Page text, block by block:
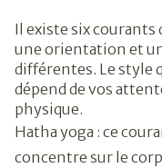
Il existe six courants
une orientation et
différentes. Le style
dépend de vos
physique.
Hatha yoga : ce
concentre sur le